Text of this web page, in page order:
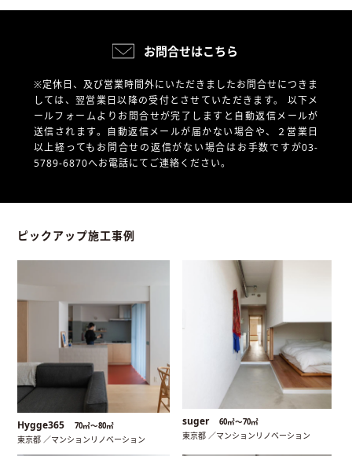
お問合せはこちら
※定休日、及び営業時間外にいただきましたお問合せにつきま
しては、翌営業日以降の受付とさせていただきます。 以下メ
ールフォームよりお問合せが完了しますと自動返信メールが
送信されます。自動返信メールが届かない場合や、
２営業日
以上経ってもお問合せの返信がない場合はお手数ですが03-
5789-6870へお電話にてご連絡ください。
ピックアップ施工事例
Hygge365 70㎡〜80㎡
東京都 ／マンションリノベーション
suger 60㎡〜70㎡
東京都 ／マンションリノベーション